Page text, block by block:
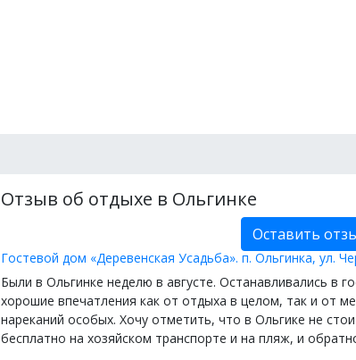
Отзыв об отдыхе в Ольгинке
Оставить
Гостевой дом «Деревенская Усадьба». п. Ольгинка,
Были в Ольгинке неделю в августе. Останавливались в
хорошие впечатления как от отдыха в целом, так и от
нареканий особых. Хочу отметить, что в Ольгике не
бесплатно на хозяйском транспорте и на пляж, и